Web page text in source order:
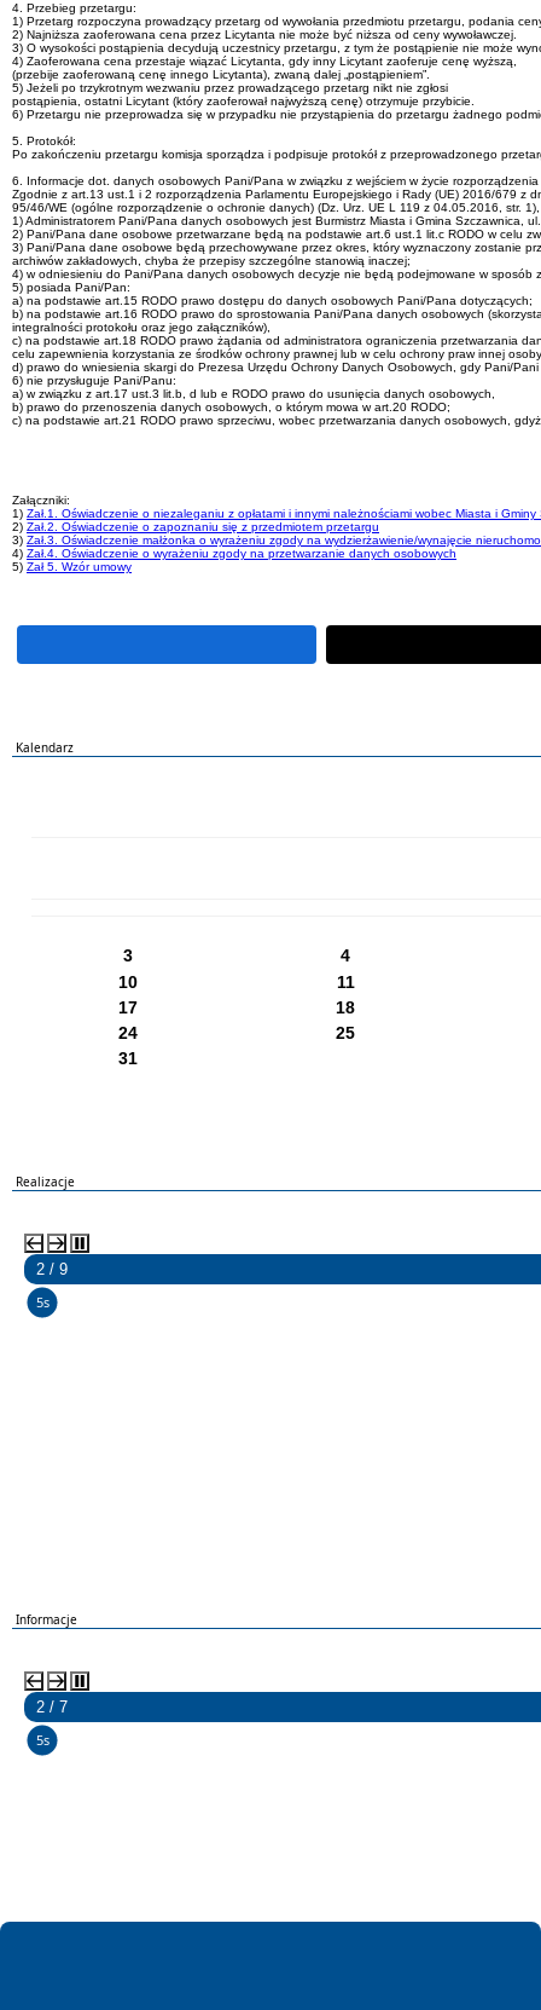
4. Przebieg przetargu:
1) Przetarg rozpoczyna prowadzący przetarg od wywołania przedmiotu przetargu, podania
2) Najniższa zaoferowana cena przez Licytanta nie może być niższa od ceny wywoławczej.
3) O wysokości postąpienia decydują uczestnicy przetargu, z tym że postąpienie nie może
4) Zaoferowana cena przestaje wiązać Licytanta, gdy inny Licytant zaoferuje cenę wyższą,
(przebije zaoferowaną cenę innego Licytanta), zwaną dalej „postąpieniem”.
5) Jeżeli po trzykrotnym wezwaniu przez prowadzącego przetarg nikt nie zgłosi
postąpienia, ostatni Licytant (który zaoferował najwyższą cenę) otrzymuje przybicie.
6) Przetargu nie przeprowadza się w przypadku nie przystąpienia do przetargu żadnego
5. Protokół:
Po zakończeniu przetargu komisja sporządza i podpisuje protokół z przeprowadzonego
6. Informacje dot. danych osobowych Pani/Pana w związku z wejściem w życie
Zgodnie z art.13 ust.1 i 2 rozporządzenia Parlamentu Europejskiego i Rady (UE) 2016/679 z
95/46/WE (ogólne rozporządzenie o ochronie danych) (Dz. Urz. UE L 119 z 04.05.2016, str. 1),
1) Administratorem Pani/Pana danych osobowych jest Burmistrz Miasta i Gmina Szczawnica,
2) Pani/Pana dane osobowe przetwarzane będą na podstawie art.6 ust.1 lit.c RODO w celu
3) Pani/Pana dane osobowe będą przechowywane przez okres, który wyznaczony zostanie
archiwów zakładowych, chyba że przepisy szczególne stanowią inaczej;
4) w odniesieniu do Pani/Pana danych osobowych decyzje nie będą podejmowane w sposób
5) posiada Pani/Pan:
a) na podstawie art.15 RODO prawo dostępu do danych osobowych Pani/Pana dotyczących;
b) na podstawie art.16 RODO prawo do sprostowania Pani/Pana danych osobowych
integralności protokołu oraz jego załączników),
c) na podstawie art.18 RODO prawo żądania od administratora ograniczenia przetwarzania
celu zapewnienia korzystania ze środków ochrony prawnej lub w celu ochrony praw innej
d) prawo do wniesienia skargi do Prezesa Urzędu Ochrony Danych Osobowych, gdy Pani/
6) nie przysługuje Pani/Panu:
a) w związku z art.17 ust.3 lit.b, d lub e RODO prawo do usunięcia danych osobowych,
b) prawo do przenoszenia danych osobowych, o którym mowa w art.20 RODO;
c) na podstawie art.21 RODO prawo sprzeciwu, wobec przetwarzania danych osobowych,
Załączniki:
1) Zał.1. Oświadczenie o niezaleganiu z opłatami i innymi należnościami wobec Miasta i Gminy
2) Zał.2. Oświadczenie o zapoznaniu się z przedmiotem przetargu
3) Zał.3. Oświadczenie małżonka o wyrażeniu zgody na wydzierżawienie/wynajęcie
4) Zał.4. Oświadczenie o wyrażeniu zgody na przetwarzanie danych osobowych
5) Zał 5. Wzór umowy
Kalendarz
3
4
10
11
17
18
24
25
31
Realizacje
2 / 9
5s
Informacje
2 / 7
5s